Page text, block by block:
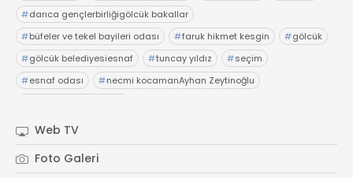
#darıca gençlerbirliğigölcük bakallar
#büfeler ve tekel bayileri odası #faruk hikmet kesgin #gölcük
#gölcük belediyesiesnaf #tuncay yıldız #seçim
#esnaf odası #necmi kocamanAyhan Zeytinoğlu
Web TV
Foto Galeri